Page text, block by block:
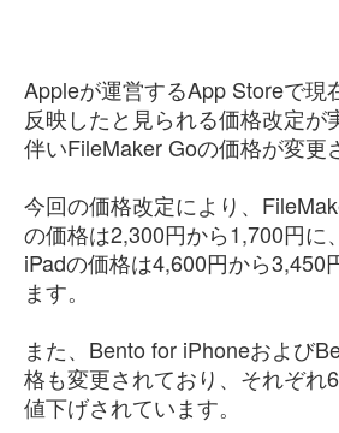
Appleが運営するApp Storeで現
反映したと見られる価格改定が
伴いFileMaker Goの価格が変更
今回の価格改定により、
の価格は2,300円から1,700円に
iPadの価格は4,600円から3,450
ます。
また、Bento for iPhoneおよび
格も変更されており、それぞれ
値下げされています。